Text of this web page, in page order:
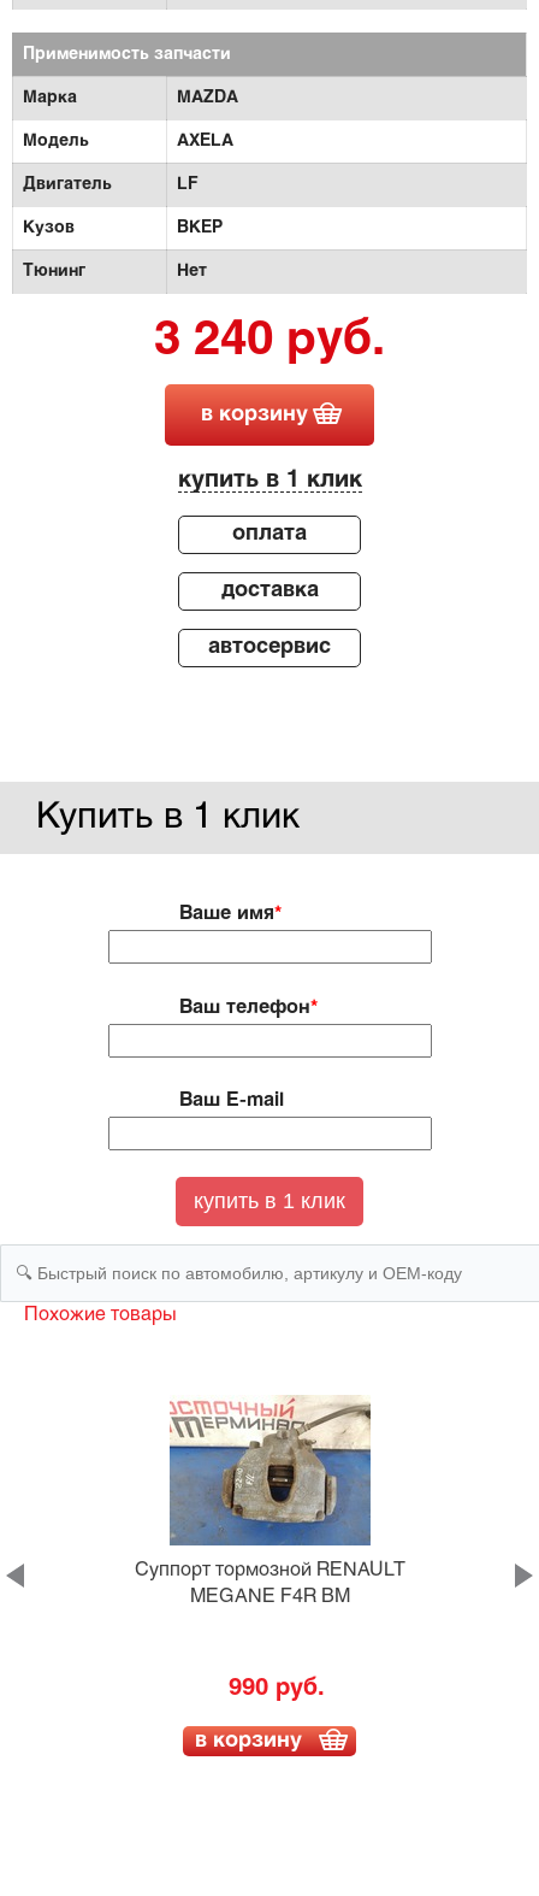
Применимость запчасти
Марка MAZDA
Модель AXELA
Двигатель LF
Кузов BKEP
Тюнинг Нет
3 240 руб.
в корзину
купить в 1 клик
оплата
доставка
автосервис
Купить в 1 клик
Ваше имя*
Ваш телефон*
Ваш E-mail
Похожие товары
Суппорт тормозной RENAULT
MEGANE F4R BM
990 руб.
в корзину